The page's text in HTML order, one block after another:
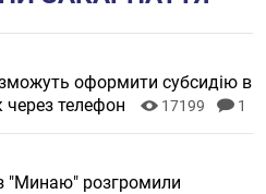
зможуть оформити субсидію в
через телефон
17199 1
"Минаю" розгромили